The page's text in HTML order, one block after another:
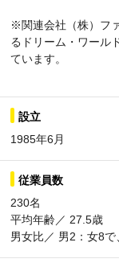
※関連会社（株）フ
るドリーム・ワール
ています。
設立
1985年6月
従業員数
230名
平均年齢／ 27.5歳
男女比／ 男2：女8